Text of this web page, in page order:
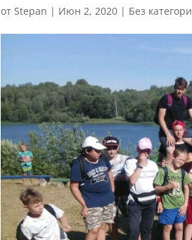
отStepan | Июн 2, 2020 | Без